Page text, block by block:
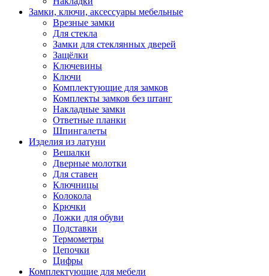
Замки, ключи, аксессуары мебельные
Врезные замки
Для стекла
Замки для стеклянных дверей
Защёлки
Ключевины
Ключи
Комплектующие для замков
Комплекты замков без штанг
Накладные замки
Ответные планки
Шпингалеты
Изделия из латуни
Вешалки
Дверные молотки
Для ставен
Ключницы
Колокола
Крючки
Ложки для обуви
Подставки
Термометры
Цепочки
Цифры
Комплектующие для мебели